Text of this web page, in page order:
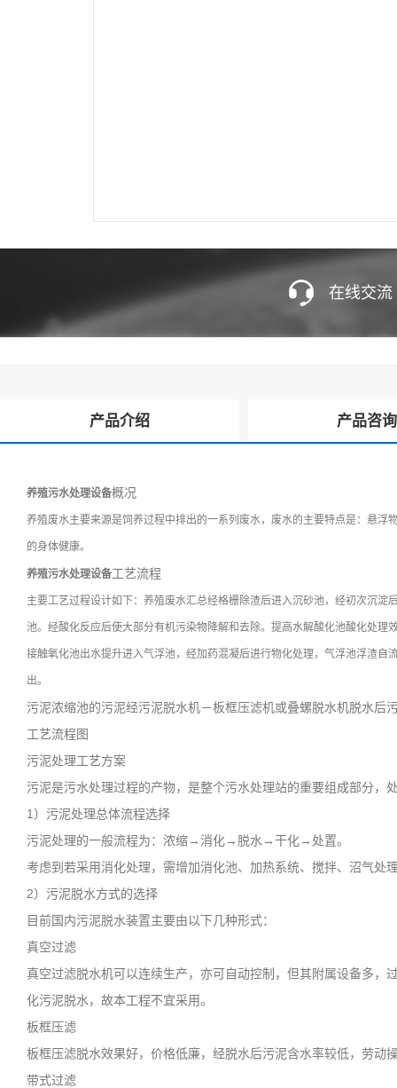
在线交流
产品介绍 产品咨询
养殖污水处理设备概况
养殖废水主要来源是饲养过程中排出的一系列废水，废水的主要特点是：悬
的身体健康。
养殖污水处理设备工艺流程
主要工艺过程设计如下：养殖废水汇总经格栅除渣后进入沉砂池，经初次沉
池。经酸化反应后使大部分有机污染物降解和去除。提高水解酸化池酸化处
接触氧化池出水提升进入气浮池，经加药混凝后进行物化处理，气浮池浮渣
出。
污泥浓缩池的污泥经污泥脱水机－板框压滤机或叠螺脱水机脱水后
工艺流程图
污泥处理工艺方案
污泥是污水处理过程的产物，是整个污水处理站的重要组成部分
1 ） 污泥处理总体流程选择
污泥处理的一般流程为：浓缩→消化→脱水→干化→处置。
考虑到若采用消化处理，需增加消化池、加热系统、搅拌、沼气
2） 污泥脱水方式的选择
目前国内污泥脱水装置主要由以下几种形式：
真空过滤
真空过滤脱水机可以连续生产，亦可自动控制，但其附属设备多
化污泥脱水，故本工程不宜采用。
板框压滤
板框压滤脱水效果好，价格低廉，经脱水后污泥含水率较低，劳动
带式过滤